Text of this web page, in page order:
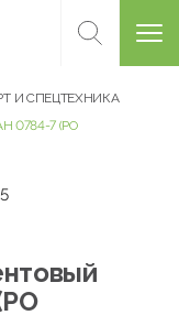
И СПЕЦТЕХНИКА
0784-7 (РО